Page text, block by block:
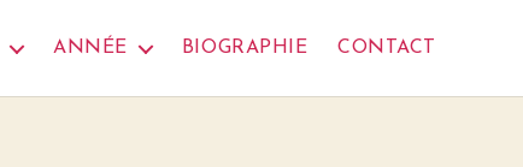
ANNÉE BIOGRAPHIE CONTACT